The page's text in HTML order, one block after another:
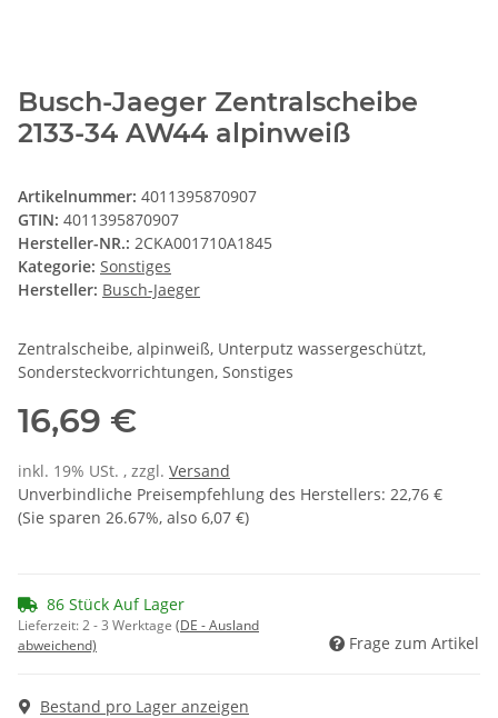
Busch-Jaeger Zentralscheibe
2133-34 AW44 alpinweiß
Artikelnummer: 4011395870907
GTIN: 4011395870907
Hersteller-NR.: 2CKA001710A1845
Kategorie: Sonstiges
Hersteller: Busch-Jaeger
Zentralscheibe, alpinweiß, Unterputz wassergeschützt,
Sondersteckvorrichtungen, Sonstiges
16,69 €
inkl. 19% USt. , zzgl. Versand
Unverbindliche Preisempfehlung des Herstellers: 22,76 €
(Sie sparen 26.67%, also 6,07 €)
86 Stück Auf Lager
Lieferzeit:2 - 3 Werktage (DE - Ausland
abweichend)
Frage zum Artikel
Bestand pro Lager anzeigen